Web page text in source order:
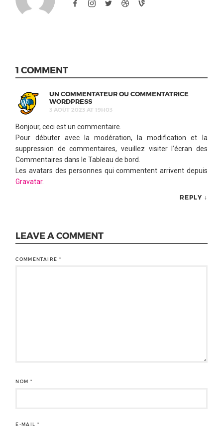
1 COMMENT
UN COMMENTATEUR OU COMMENTATRICE
WORDPRESS
3 AOÛT 2023 AT 19H03
Bonjour, ceci est un commentaire.
Pour débuter avec la modération, la modification et la
suppression de commentaires, veuillez visiter l’écran des
Commentaires dans le Tableau de bord.
Les avatars des personnes qui commentent arrivent depuis
Gravatar.
REPLY ↓
LEAVE A COMMENT
COMMENTAIRE *
NOM *
E-MAIL *